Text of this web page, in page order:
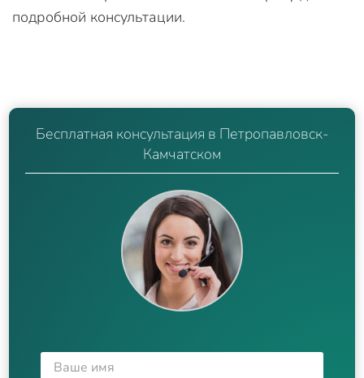
подробной консультации.
Бесплатная консультация в Петропавловск-
Камчатском